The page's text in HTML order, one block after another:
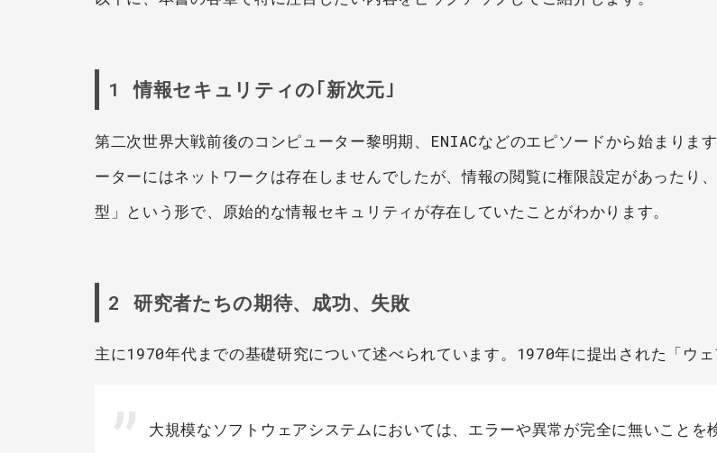
1 情報セキュリティの｢新次元｣
第二次世界大戦前後のコンピューター黎明期、ENIACなどのエピソードから始まりま
ーターにはネットワークは存在しませんでしたが、情報の閲覧に権限設定があったり
型」という形で、原始的な情報セキュリティが存在していたことがわかります。
2 研究者たちの期待、成功、失敗
主に1970年代までの基礎研究について述べられています。1970年に提出された「ウェ
大規模なソフトウェアシステムにおいては、エラーや異常が完全に無いことを